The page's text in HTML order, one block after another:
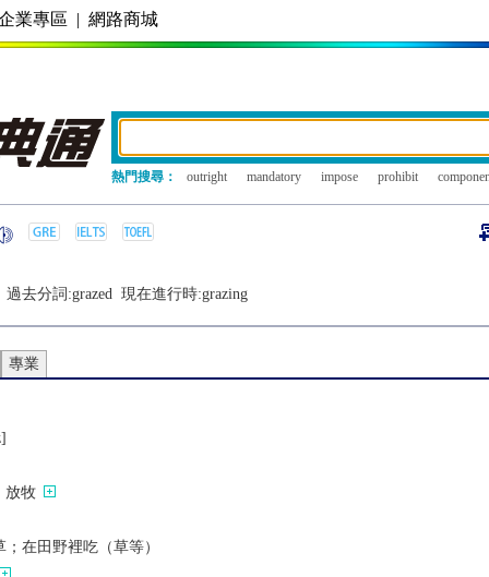
業專區 | 網路商城
熱門搜尋： outright mandatory impose prohibit
去分詞:grazed 現在進行時:grazing
專業
放牧
在田野裡吃（草等）